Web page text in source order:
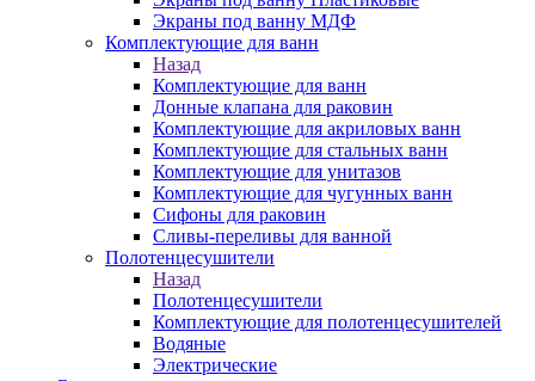
Экраны под ванну МДФ
Комплектующие для ванн
Назад
Комплектующие для ванн
Донные клапана для раковин
Комплектующие для акриловых ванн
Комплектующие для стальных ванн
Комплектующие для унитазов
Комплектующие для чугунных ванн
Сифоны для раковин
Сливы-переливы для ванной
Полотенцесушители
Назад
Полотенцесушители
Комплектующие для полотенцесушителей
Водяные
Электрические